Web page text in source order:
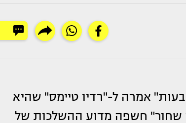
אמרה ל-"רדיו טיימס" שהיא
שחור" חשפה מדוע ההשלכות של